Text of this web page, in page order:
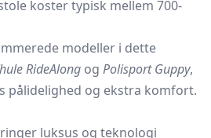
koster typisk mellem 700-
modeller i dette
RideAlong og Polisport Guppy,
pålidelighed og ekstra komfort.
luksus og teknologi